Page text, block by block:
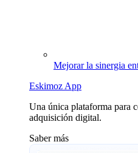
Mejorar la sinergia
Eskimoz App
Una única plataforma para
adquisición digital.
Saber más